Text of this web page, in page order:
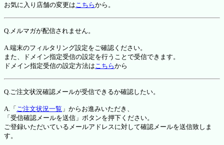
お気に入り店舗の変更はこちらから。
Q.メルマガが配信されません。
A.端末のフィルタリング設定をご確認ください。
また、ドメイン指定受信の設定を行うことで受信できます。
ドメイン指定受信の設定方法はこちらから
Q.ご注文状況確認メールが受信できるか確認したい。
A.「 ご注文状況一覧 」からお進みいただき、
「受信確認メールを送信」ボタンを押下ください。
ご登録いただいているメールアドレスに対して確認メールを送信致しま
す。